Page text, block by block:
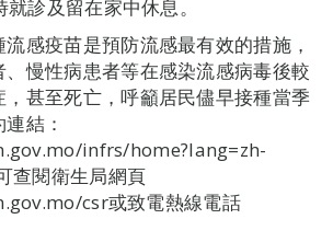
診及留在家中休息。
感疫苗是預防流感最有效的措施，
慢性病患者等在感染流感病毒後較
甚至死亡，呼籲居民儘早接種當季
結：
infrs/home?lang=zh-
查閱衛生局網頁
csr或致電熱線電話